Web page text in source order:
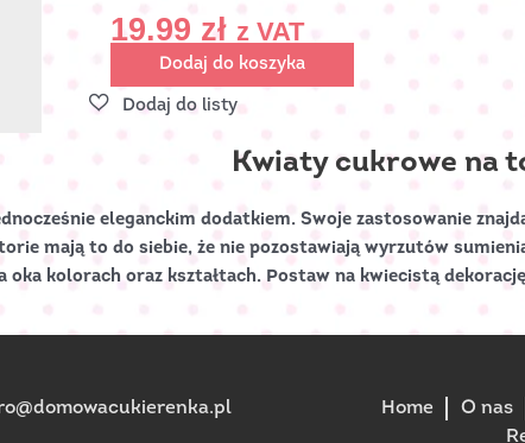
19.99 zł z VAT
Dodaj do koszyka
Kwiaty cukrowe na
eleganckim dodatkiem. Swoje zastosowanie
mają to do siebie, że nie pozostawiają wyrzutów
kolorach oraz kształtach. Postaw na kwiecistą
Home O nas